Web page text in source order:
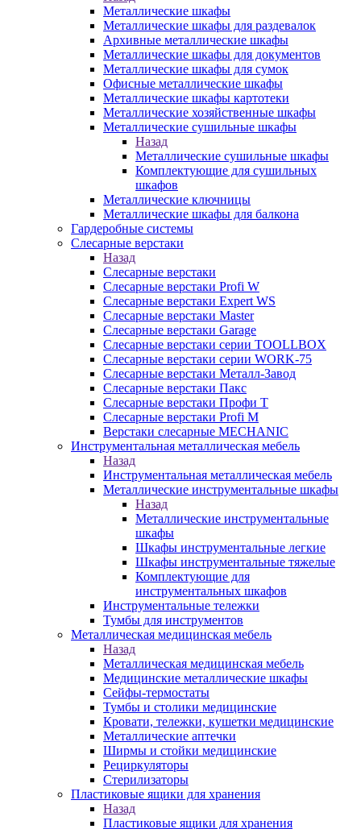
Металлические шкафы
Металлические шкафы для раздевалок
Архивные металлические шкафы
Металлические шкафы для документов
Металлические шкафы для сумок
Офисные металлические шкафы
Металлические шкафы картотеки
Металлические хозяйственные шкафы
Металлические сушильные шкафы
Назад
Металлические сушильные шкафы
Комплектующие для сушильных
шкафов
Металлические ключницы
Металлические шкафы для балкона
Гардеробные системы
Слесарные верстаки
Назад
Слесарные верстаки
Слесарные верстаки Profi W
Слесарные верстаки Expert WS
Слесарные верстаки Master
Слесарные верстаки Garage
Слесарные верстаки серии TOOLLBOX
Слесарные верстаки серии WORK-75
Слесарные верстаки Металл-Завод
Слесарные верстаки Пакс
Слесарные верстаки Профи Т
Слесарные верстаки Profi M
Верстаки слесарные MECHANIC
Инструментальная металлическая мебель
Назад
Инструментальная металлическая мебель
Металлические инструментальные шкафы
Назад
Металлические инструментальные
шкафы
Шкафы инструментальные легкие
Шкафы инструментальные тяжелые
Комплектующие для
инструментальных шкафов
Инструментальные тележки
Тумбы для инструментов
Металлическая медицинская мебель
Назад
Металлическая медицинская мебель
Медицинские металлические шкафы
Сейфы-термостаты
Тумбы и столики медицинские
Кровати, тележки, кушетки медицинские
Металлические аптечки
Ширмы и стойки медицинские
Рециркуляторы
Стерилизаторы
Пластиковые ящики для хранения
Назад
Пластиковые ящики для хранения